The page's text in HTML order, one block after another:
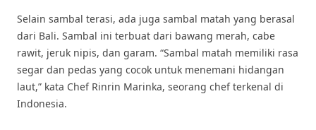
Selain sambal terasi, ada juga sambal matah yang berasal
dari Bali. Sambal ini terbuat dari bawang merah, cabe
rawit, jeruk nipis, dan garam. “Sambal matah memiliki rasa
segar dan pedas yang cocok untuk menemani hidangan
laut,” kata Chef Rinrin Marinka, seorang chef terkenal di
Indonesia.